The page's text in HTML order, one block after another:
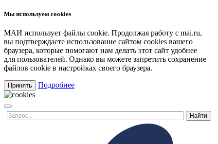
Мы используем cookies
МАИ использует файлы cookie. Продолжая работу с mai.ru,
вы подтверждаете использование сайтом cookies вашего
браузера, которые помогают нам делать этот сайт удобнее
для пользователей. Однако вы можете запретить сохранение
файлов cookie в настройках своего браузера.
Принять Подробнее